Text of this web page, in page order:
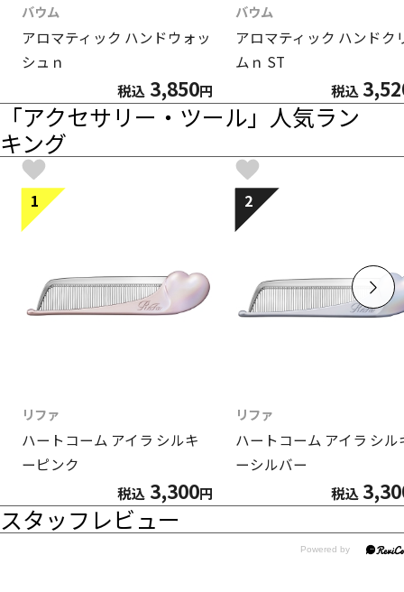
バウム
アロマティック ハンドウォッ
シュｎ
税込 3,850円
バウム
アロマティック ハンドク
ムｎ ST
税込
「アクセサリー・ツール」人気ラン
キング
1
リファ
ハートコーム アイラ シルキ
ーピンク
税込 3,300円
2
リファ
ハートコーム アイラ シル
ーシルバー
税込
スタッフレビュー